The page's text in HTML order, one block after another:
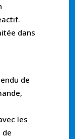
dans
de
les
de